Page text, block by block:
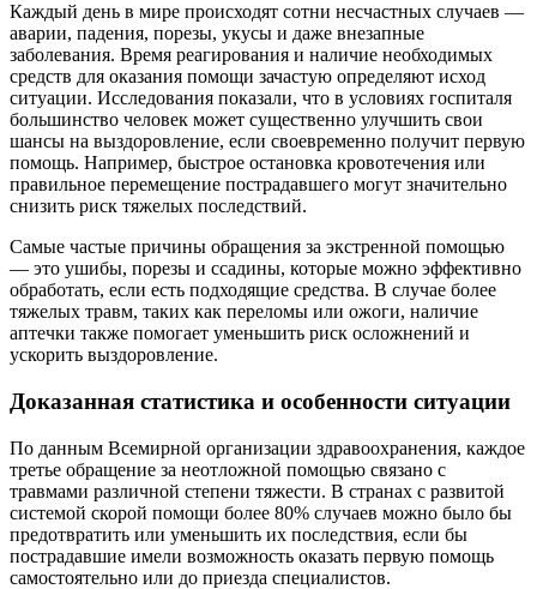
Каждый день в мире происходят сотни несчастных случаев —
аварии, падения, порезы, укусы и даже внезапные
заболевания. Время реагирования и наличие необходимых
средств для оказания помощи зачастую определяют исход
ситуации. Исследования показали, что в условиях госпиталя
большинство человек может существенно улучшить свои
шансы на выздоровление, если своевременно получит первую
помощь. Например, быстрое остановка кровотечения или
правильное перемещение пострадавшего могут значительно
снизить риск тяжелых последствий.
Самые частые причины обращения за экстренной помощью
— это ушибы, порезы и ссадины, которые можно эффективно
обработать, если есть подходящие средства. В случае более
тяжелых травм, таких как переломы или ожоги, наличие
аптечки также помогает уменьшить риск осложнений и
ускорить выздоровление.
Доказанная статистика и особенности ситуации
По данным Всемирной организации здравоохранения, каждое
третье обращение за неотложной помощью связано с
травмами различной степени тяжести. В странах с развитой
системой скорой помощи более 80% случаев можно было бы
предотвратить или уменьшить их последствия, если бы
пострадавшие имели возможность оказать первую помощь
самостоятельно или до приезда специалистов.